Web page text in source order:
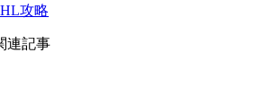
攻略
連記事